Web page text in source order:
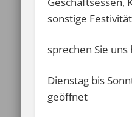
sonstige
sprechen Sie
Dienstag bis
geöffnet